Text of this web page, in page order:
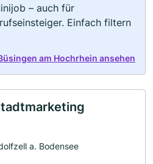
– auch für
Einfach filtern
am Hochrhein ansehen
a. Bodensee